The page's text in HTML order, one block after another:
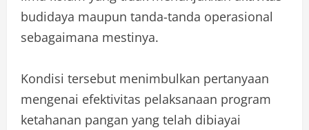
budidaya maupun tanda-tanda operasional
sebagaimana mestinya.
Kondisi tersebut menimbulkan pertanyaan
mengenai efektivitas pelaksanaan program
ketahanan pangan yang telah dibiayai